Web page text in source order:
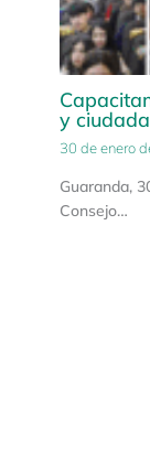
y
30 de enero
Guaranda,
Consejo…